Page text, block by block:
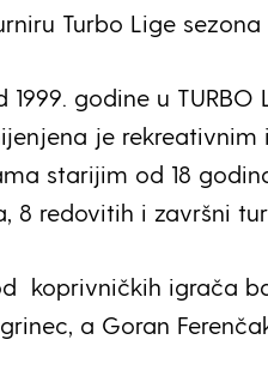
Turbo Lige sezona
godine u
je
starijim od 18
8 redovitih i završni
koprivničkih igrača
a Goran